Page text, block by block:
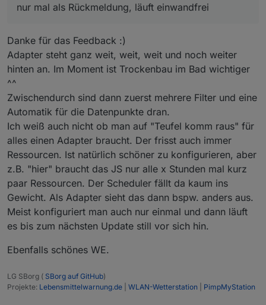
da freut man sich doch auf Deinen ersten Adapter
Hast Du Dich schon entschieden ob Du den Email
Adapter ( für ankommmende Mails )
oder den Wecker/Timer/Counter Adapter favorisierst ?
schönes Wochenende
nur mal als Rückmeldung, läuft einwandfrei
Danke für das Feedback :)
Adapter steht ganz weit, weit, weit und noch weiter
hinten an. Im Moment ist Trockenbau im Bad wichtiger
^^
Zwischendurch sind dann zuerst mehrere Filter und eine
Automatik für die Datenpunkte dran.
Ich weiß auch nicht ob man auf "Teufel komm raus" für
alles einen Adapter braucht. Der frisst auch immer
Ressourcen. Ist natürlich schöner zu konfigurieren, aber
z.B. "hier" braucht das JS nur alle x Stunden mal kurz
paar Ressourcen. Der Scheduler fällt da kaum ins
Gewicht. Als Adapter sieht das dann bspw. anders aus.
Meist konfiguriert man auch nur einmal und dann läuft
es bis zum nächsten Update still vor sich hin.
Ebenfalls schönes WE.
LG SBorg ( SBorg auf GitHub)
Projekte: Lebensmittelwarnung.de WLAN-Wetterstation PimpMyStation